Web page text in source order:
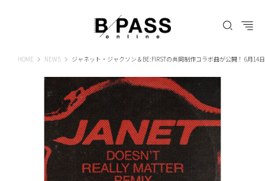
HOME B-PASS ONLINE
NEWS ジャネット・ジャクソン＆BE:FIRSTの共同制作コラボ曲が公開！ 6月